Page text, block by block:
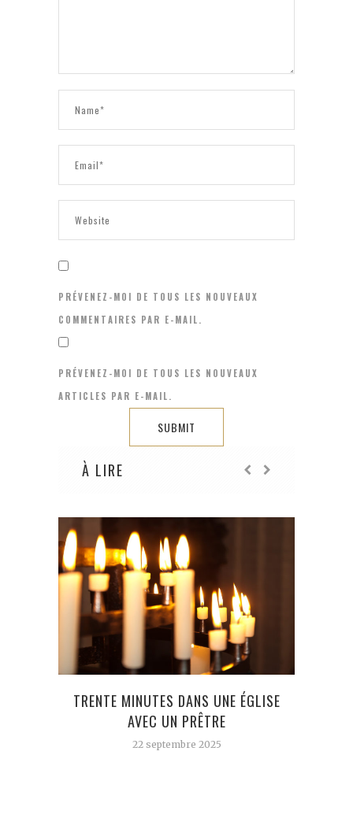
PRÉVENEZ-MOI DE TOUS LES NOUVEAUX
COMMENTAIRES PAR E-MAIL.
PRÉVENEZ-MOI DE TOUS LES NOUVEAUX
ARTICLES PAR E-MAIL.
À LIRE
TRENTE MINUTES DANS UNE ÉGLISE
AVEC UN PRÊTRE
22 septembre 2025